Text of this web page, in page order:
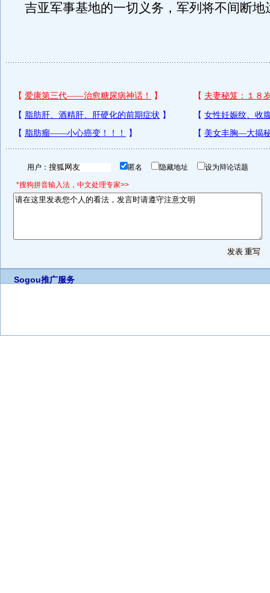
吉亚军事基地的一切义务，军列将不间断地
用户： 匿名 隐藏地址 设为辩论话题
*搜狗拼音输入法，中文处理专家>>
Sogou推广服务